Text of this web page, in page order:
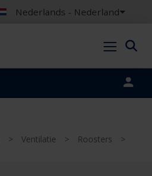
Nederlands - Nederland
> Ventilatie > Roosters
>